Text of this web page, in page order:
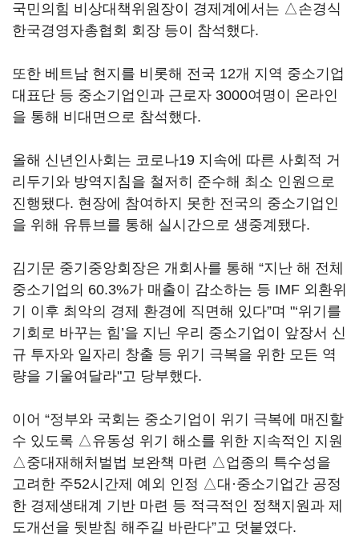
국민의힘 비상대책위원장이 경제계에서는 △손경식
한국경영자총협회 회장 등이 참석했다.
또한 베트남 현지를 비롯해 전국 12개 지역 중소기업
대표단 등 중소기업인과 근로자 3000여명이 온라인
을 통해 비대면으로 참석했다.
올해 신년인사회는 코로나19 지속에 따른 사회적 거
리두기와 방역지침을 철저히 준수해 최소 인원으로
진행됐다. 현장에 참여하지 못한 전국의 중소기업인
을 위해 유튜브를 통해 실시간으로 생중계됐다.
김기문 중기중앙회장은 개회사를 통해 “지난 해 전체
중소기업의 60.3%가 매출이 감소하는 등 IMF 외환위
기 이후 최악의 경제 환경에 직면해 있다”며 "‘위기를
기회로 바꾸는 힘’을 지닌 우리 중소기업이 앞장서 신
규 투자와 일자리 창출 등 위기 극복을 위한 모든 역
량을 기울여달라"고 당부했다.
이어 “정부와 국회는 중소기업이 위기 극복에 매진할
수 있도록 △유동성 위기 해소를 위한 지속적인 지원
△중대재해처벌법 보완책 마련 △업종의 특수성을
고려한 주52시간제 예외 인정 △대·중소기업간 공정
한 경제생태계 기반 마련 등 적극적인 정책지원과 제
도개선을 뒷받침 해주길 바란다”고 덧붙였다.